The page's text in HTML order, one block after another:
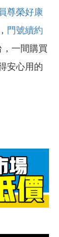
尊榮好康
， 門號續約
一間購買
安心用的